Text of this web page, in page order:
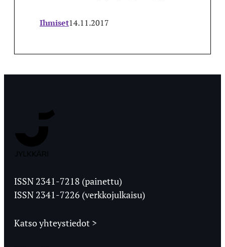
Ihmiset14.11.2017
Ylioppilaslehti
ISSN 2341-7218 (painettu)
ISSN 2341-7226 (verkkojulkaisu)
Katso yhteystiedot >